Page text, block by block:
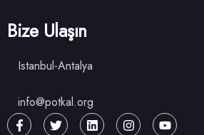
Bize Ulaşın
Istanbul-Antalya
info@potkal.org